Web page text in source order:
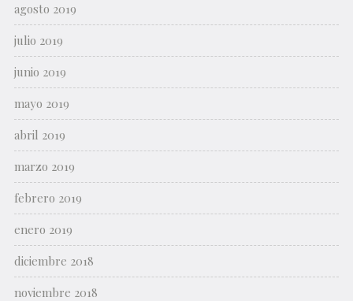
agosto 2019
julio 2019
junio 2019
mayo 2019
abril 2019
marzo 2019
febrero 2019
enero 2019
diciembre 2018
noviembre 2018